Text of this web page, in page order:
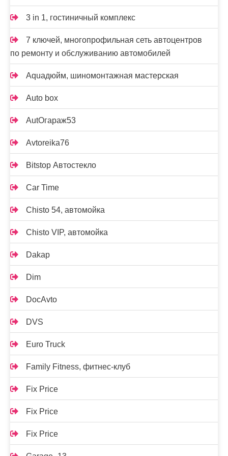
3 in 1, гостиничный комплекс
7 ключей, многопрофильная сеть автоцентров
по ремонту и обслуживанию автомобилей
Aquaдюйм, шиномонтажная мастерская
Auto box
AutOгараж53
Avtoreika76
Bitstop Автостекло
Car Time
Chisto 54, автомойка
Chisto VIP, автомойка
Dakap
Dim
DocAvto
DVS
Euro Truck
Family Fitness, фитнес-клуб
Fix Price
Fix Price
Fix Price